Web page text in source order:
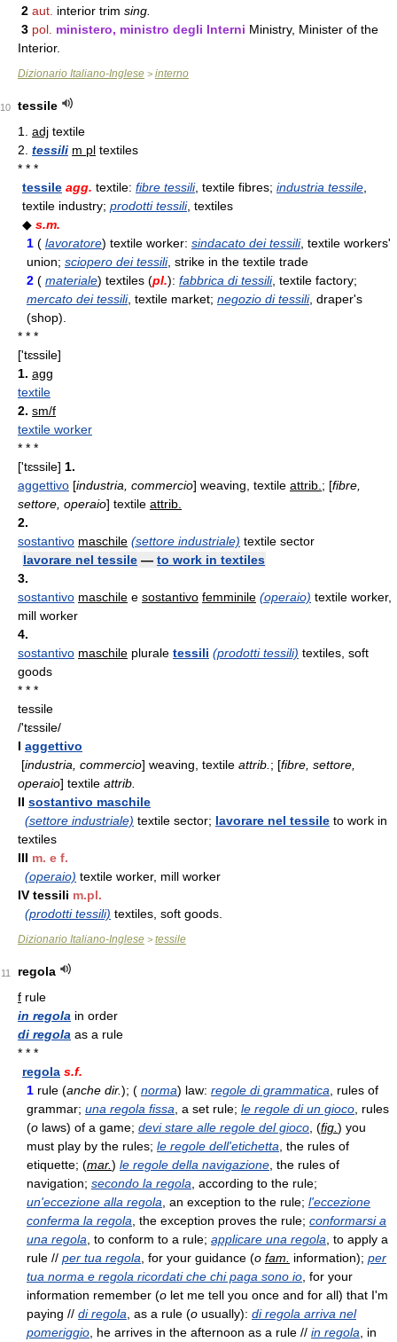
2 aut. interior trim sing.
3 pol. ministero, ministro degli Interni Ministry, Minister of the
Interior.
Dizionario Italiano-Inglese > interno
10
tessile
1. adj textile
2. tessili m pl textiles
* * *
tessile agg. textile: fibre tessili, textile fibres; industria tessile
textile industry; prodotti tessili, textiles
◆ s.m.
1 ( lavoratore) textile worker: sindacato dei tessili, textile workers'
union; sciopero dei tessili, strike in the textile trade
2 ( materiale) textiles (pl.): fabbrica di tessili, textile factory;
mercato dei tessili, textile market; negozio di tessili, draper's
(shop).
* * *
['tɛssile]
1. agg
textile
2. sm/f
textile worker
* * *
['tɛssile] 1.
aggettivo [industria, commercio] weaving, textile attrib. ; [fibre,
settore, operaio] textile attrib.
2.
sostantivo maschile (settore industriale) textile sector
lavorare nel tessile — to work in textiles
3.
sostantivo maschile e sostantivo femminile (operaio) textile worker,
mill worker
4.
sostantivo maschile plurale tessili (prodotti tessili) textiles, soft
goods
* * *
tessile
/'tεssile/
I aggettivo
[industria, commercio] weaving, textile attrib. ; [fibre, settore,
operaio] textile attrib.
II sostantivo maschile
(settore industriale) textile sector; lavorare nel tessile to work in
textiles
III m. e f.
(operaio) textile worker, mill worker
IV tessili m.pl.
(prodotti tessili) textiles, soft goods.
Dizionario Italiano-Inglese > tessile
11
regola
f rule
in regola in order
di regola as a rule
* * *
regola s.f.
1 rule (anche dir.); ( norma) law: regole di grammatica , rules of
grammar; una regola fissa , a set rule; le regole di un gioco , rules
(o laws) of a game; devi stare alle regole del gioco , (fig. ) you
must play by the rules; le regole dell'etichetta , the rules of
etiquette; (mar.) le regole della navigazione , the rules of
navigation; secondo la regola , according to the rule;
un'eccezione alla regola , an exception to the rule; l'eccezione
conferma la regola , the exception proves the rule; conformarsi a
una regola , to conform to a rule; applicare una regola , to apply a
rule // per tua regola , for your guidance (o fam. information); per
tua norma e regola ricordati che chi paga sono io , for your
information remember (o let me tell you once and for all) that I'm
paying // di regola , as a rule (o usually): di regola arriva nel
pomeriggio , he arrives in the afternoon as a rule // in regola , in